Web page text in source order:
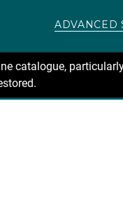
ADVANCED
catalogue,